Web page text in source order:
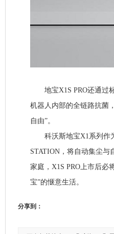
地宝X1S PRO还通过标
机器人内部的全链路抗菌
自由”。
科沃斯地宝X1系列作为
STATION，将自动集尘与
家庭，X1S PRO上市后必
宝”的惬意生活。
分享到：